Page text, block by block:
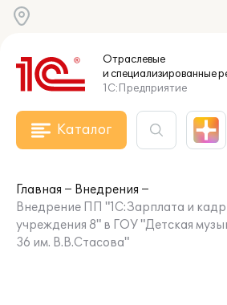
Отраслевые
и специализированные
1С:Предприятие
Каталог
Главная
Внедрения
Внедрение ПП "1С:Зарплата и
учреждения 8" в ГОУ "Детская
36 им. В.В.Стасова"